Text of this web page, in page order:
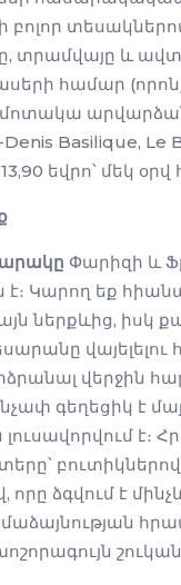
տրամվայը և
համար
Denis Basilique, Le
եվրո՝ մեկ
Փարիզի և
է։ Կարող եք
ներքևից, իսկ
վայելելու
վերջին
գեղեցիկ է
է։
ձգվում է